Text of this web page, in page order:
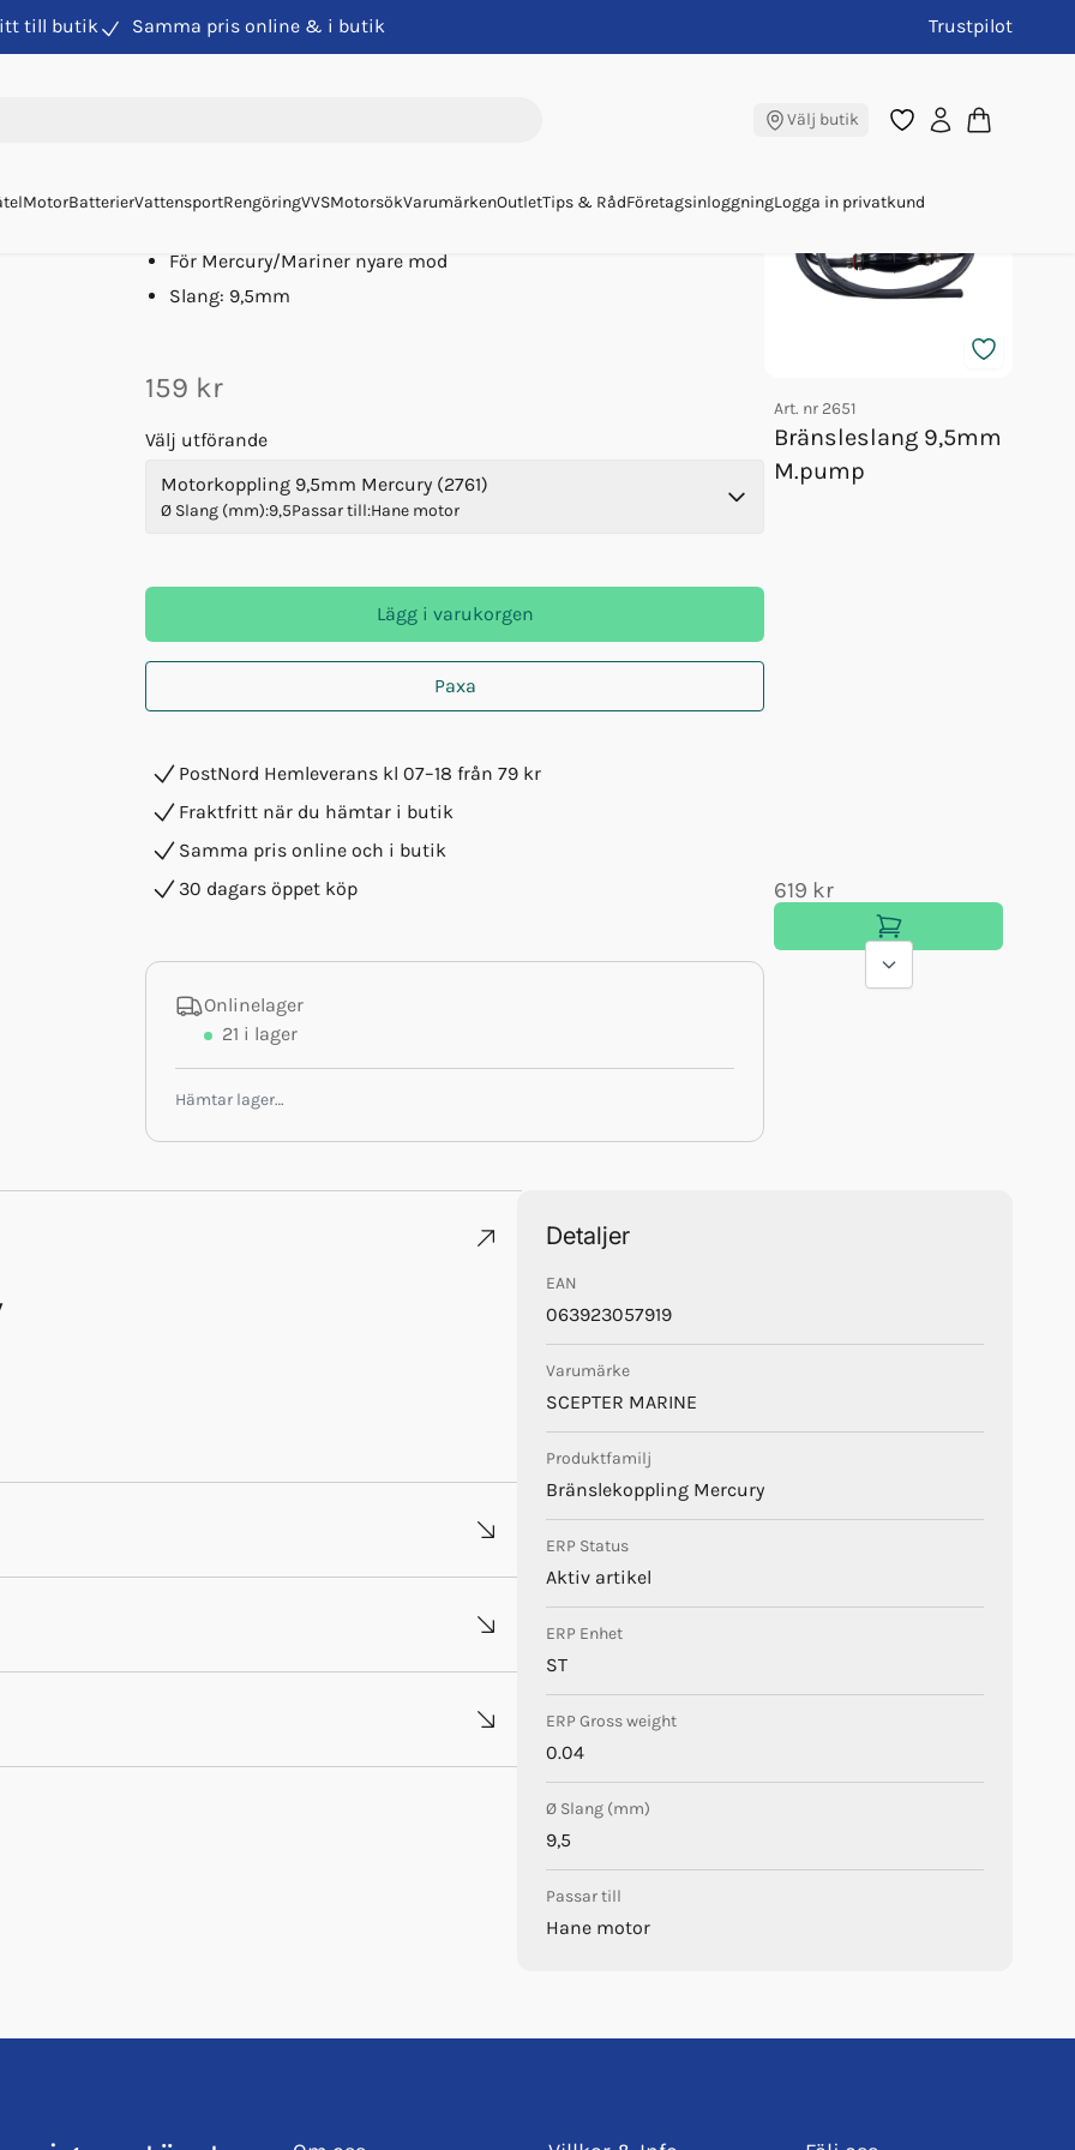
till butik Samma pris online & i butik Trustpilot
Välj butik
MotorBatterierVattensportRengöringVVSMotorsökVarumärkenOutletTips & RådFöretagsinloggningLogga in privatkund
Kopplingar Motorkoppling 9,5mm Mercury
För Mercury/Mariner nyare mod
Slang: 9,5mm
159 kr
Välj utförande
Motorkoppling 9,5mm Mercury (2761)
Ø Slang (mm):9,5Passar till:Hane motor
Lägg i varukorgen
Paxa
PostNord Hemleverans kl 07–18 från 79 kr
Fraktfritt när du hämtar i butik
Samma pris online och i butik
30 dagars öppet köp
Onlinelager
21 i lager
Hämtar lager…
Art. nr 2651
Bränsleslang 9,5mm
M.pump
619 kr
Detaljer
EAN
063923057919
Varumärke
SCEPTER MARINE
Produktfamilj
Bränslekoppling Mercury
ERP Status
Aktiv artikel
ERP Enhet
ST
ERP Gross weight
0.04
Ø Slang (mm)
9,5
Passar till
Hane motor